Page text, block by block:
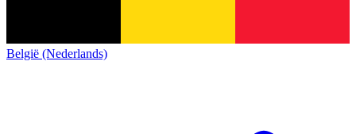
België (Nederlands)